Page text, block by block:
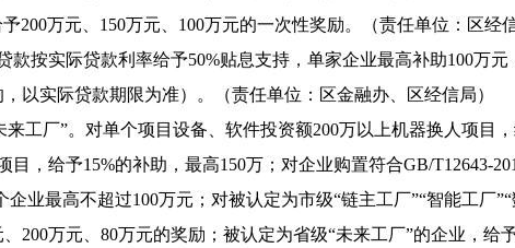
200万元、150万元、100万元的一次性奖励。（责任单位：区经
款按实际贷款利率给予50%贴息支持，单家企业最高补助100万
以实际贷款期限为准）。（责任单位：区金融办、区经信局）
来工厂”。对单个项目设备、软件投资额200万以上机器换人项目
目，给予15%的补助，最高150万；对企业购置符合GB/T12643-
企业最高不超过100万元；对被认定为市级“链主工厂”“智能工厂
、200万元、80万元的奖励；被认定为省级“未来工厂”的企业，给